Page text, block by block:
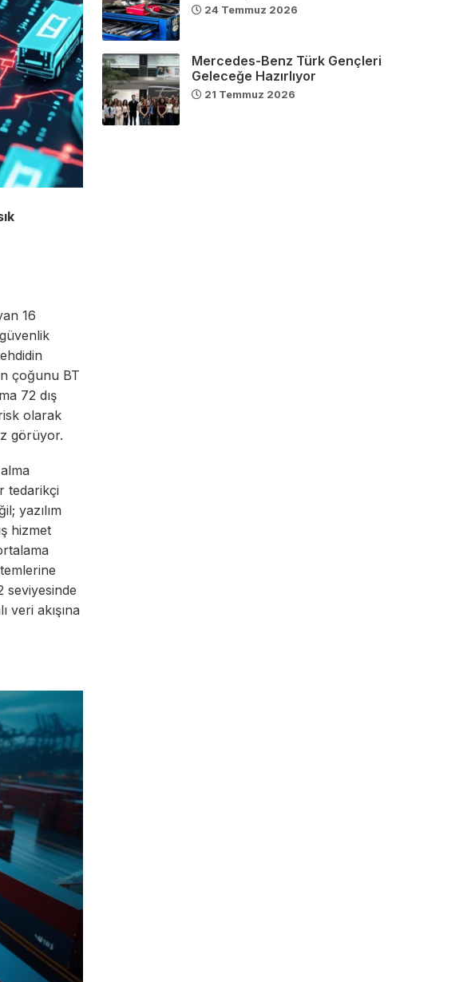
16
çoğunu BT
72 dış
olarak
görüyor.
tedarikçi
yazılım
hizmet
seviyesinde
akışına
24 Temmuz 2026
Mercedes-Benz Türk Gençleri
Geleceğe Hazırlıyor
21 Temmuz 2026